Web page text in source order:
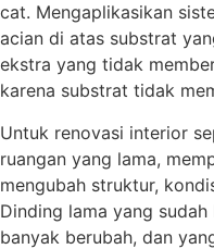
cat. Mengaplikasikan
acian di atas substrat
ekstra yang tidak
karena substrat tidak
Untuk renovasi interior
ruangan yang lama,
mengubah struktur,
Dinding lama yang
banyak berubah, dan